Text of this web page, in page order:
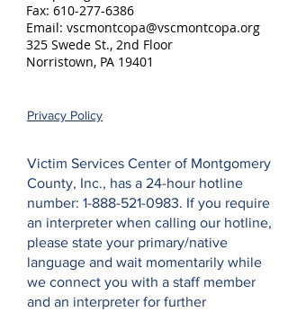
Fax: 610-277-6386
Email: vscmontcopa@vscmontcopa.org
325 Swede St., 2nd Floor
Norristown, PA 19401
Privacy Policy
Victim Services Center of Montgomery
County, Inc., has a 24-hour hotline
number: 1-888-521-0983. If you require
an interpreter when calling our hotline,
please state your primary/native
language and wait momentarily while
we connect you with a staff member
and an interpreter for further